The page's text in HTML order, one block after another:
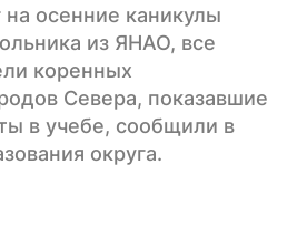
осенние каникулы
из ЯНАО, все
коренных
Севера, показавшие
в учебе, сообщили в
округа.